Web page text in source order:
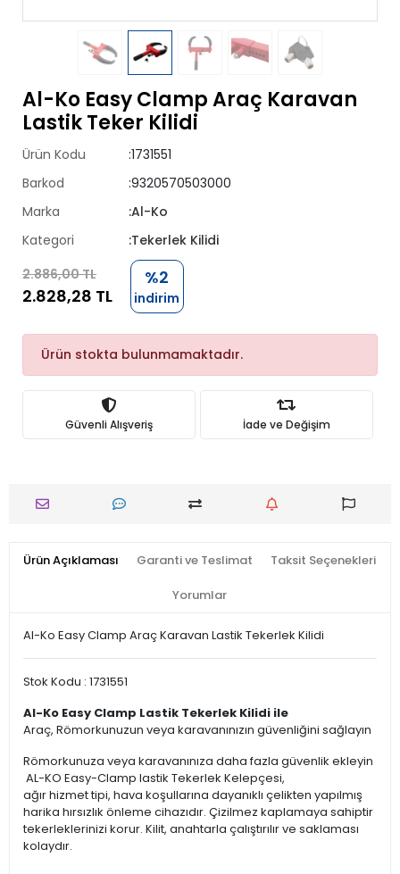
Al-Ko Easy Clamp Araç Karavan
Lastik Teker Kilidi
Ürün Kodu
:1731551
Barkod
:9320570503000
Marka
:Al-Ko
Kategori
:Tekerlek Kilidi
2.886,00 TL
2.828,28 TL
%2
indirim
Ürün stokta bulunmamaktadır.
Güvenli Alışveriş İade ve Değişim
Ürün Açıklaması Garanti ve Teslimat Taksit Seçenekleri
Yorumlar
Al-Ko Easy Clamp Araç Karavan Lastik Tekerlek Kilidi
Stok Kodu : 1731551
Al-Ko Easy Clamp Lastik Tekerlek Kilidi ile
Araç, Römorkunuzun veya karavanınızın güvenliğini sağlayın
Römorkunuza veya karavanınıza daha fazla güvenlik ekleyin
AL-KO Easy-Clamp lastik Tekerlek Kelepçesi,
ağır hizmet tipi, hava koşullarına dayanıklı çelikten yapılmış
harika hırsızlık önleme cihazıdır. Çizilmez kaplamaya sahiptir
tekerleklerinizi korur. Kilit, anahtarla çalıştırılır ve saklaması
kolaydır.